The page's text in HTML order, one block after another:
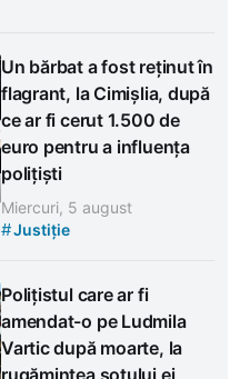
Un bărbat a fost reținut în
flagrant, la Cimișlia, după
ce ar fi cerut 1.500 de
euro pentru a influența
polițiști
Miercuri, 5 august
#Justiție
Polițistul care ar fi
amendat-o pe Ludmila
Vartic după moarte, la
rugămintea soțului ei,